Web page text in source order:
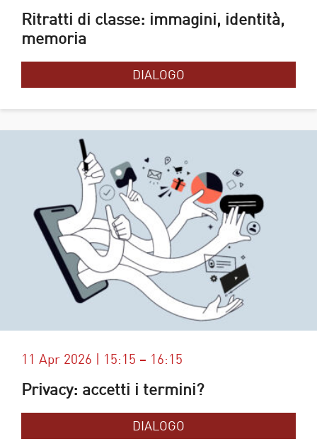
Ritratti di classe: immagini, identità,
memoria
DIALOGO
11 Apr 2026 | 15:15 – 16:15
Privacy: accetti i termini?
DIALOGO